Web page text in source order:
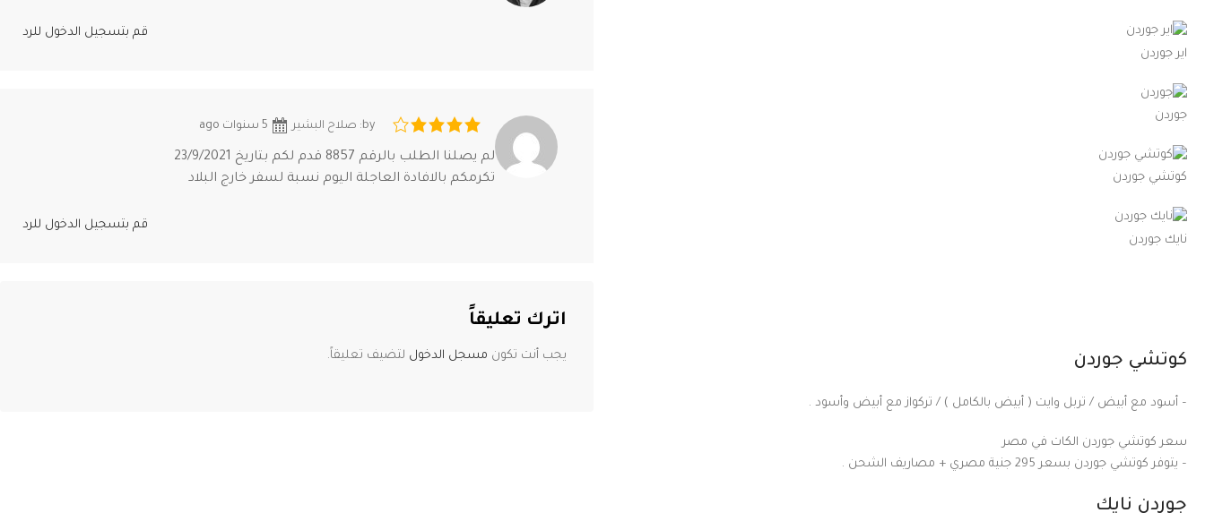
اير جوردن
جوردن
كوتشي جوردن
نايك جوردن
كوتشي جوردن
– أسود مع أبيض / تربل وايت ( أبيض بالكامل ) / تركواز مع أبيض وأسود .
سعر كوتشي جوردن الكات في مصر
– يتوفر كوتشي جوردن بسعر 295 جنية مصري + مصاريف الشحن .
جوردن نايك
قم بتسجيل الدخول للرد
by: صلاح البشير
لم يصلنا الطلب بالرقم 8857 قدم لكم بتاريخ 23/9/2021
تكرمكم بالافادة العاجلة اليوم نسبة لسفر خارج البلاد
قم بتسجيل الدخول للرد
اترك تعليقاً
يجب أنت تكون مسجل الدخول لتضيف تعليقاً.